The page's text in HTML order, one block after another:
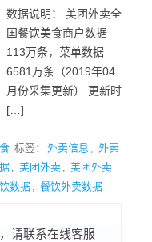
数据说明： 美团外卖全
国餐饮美食商户数据
113万条，菜单数据
6581万条（2019年04
月份采集更新） 更新时
[…]
标签： 外卖信息 , 外卖
, 美团外卖 , 美团外卖
数据 , 餐饮外卖数据
请联系在线客服